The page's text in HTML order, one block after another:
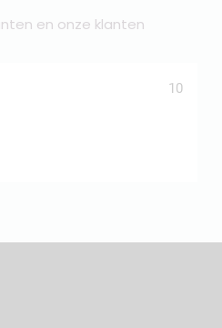
en onze klanten
10